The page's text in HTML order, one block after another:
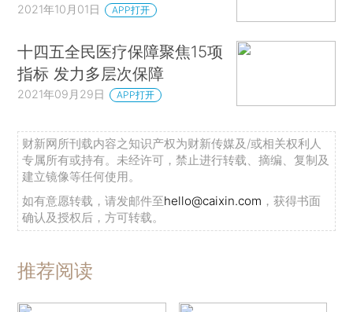
2021年10月01日 APP打开
十四五全民医疗保障聚焦15项
指标 发力多层次保障
2021年09月29日 APP打开
财新网所刊载内容之知识产权为财新传媒及/或相关权利人
专属所有或持有。未经许可，禁止进行转载、摘编、复制及
建立镜像等任何使用。
如有意愿转载，请发邮件至hello@caixin.com ，获得书面
确认及授权后，方可转载。
推荐阅读